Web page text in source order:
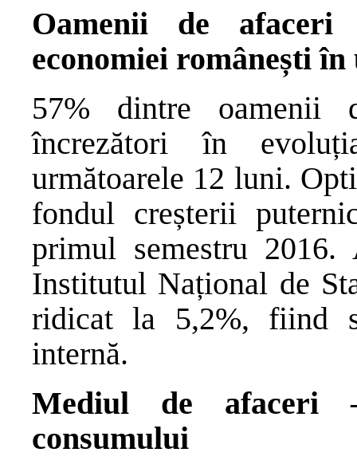
Oamenii de
economiei românești
57% dintre oamenii
încrezători în
următoarele 12 luni.
fondul creșterii
primul semestru 2016.
Institutul Național de
ridicat la 5,2%, fiind
internă.
Mediul de afaceri
consumului